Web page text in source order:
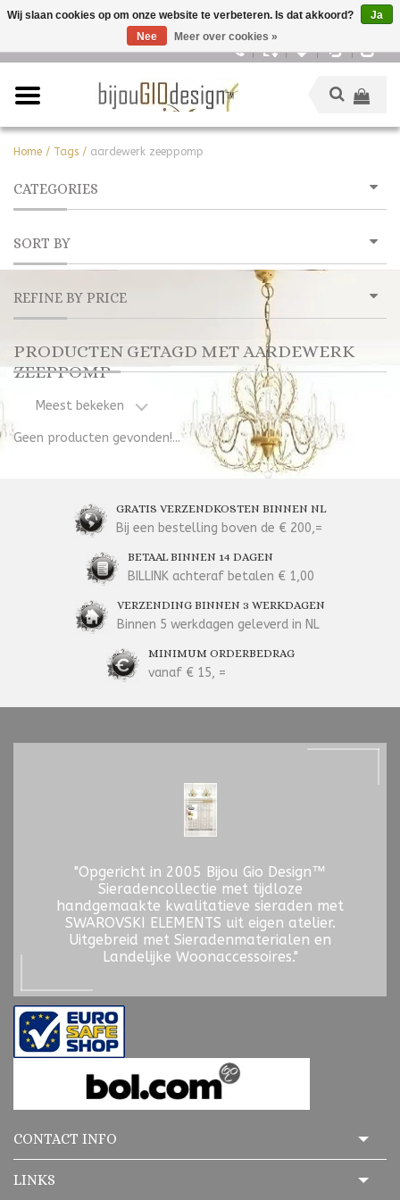
Home / Tags / aardewerk zeeppomp
CATEGORIES
SORT BY
REFINE BY PRICE
PRODUCTEN GETAGD MET AARDEWERK
ZEEPPOMP
Meest bekeken
Geen producten gevonden!...
GRATIS VERZENDKOSTEN BINNEN NL
Bij een bestelling boven de € 200,=
BETAAL BINNEN 14 DAGEN
BILLINK achteraf betalen € 1,00
VERZENDING BINNEN 3 WERKDAGEN
Binnen 5 werkdagen geleverd in NL
MINIMUM ORDERBEDRAG
vanaf € 15, =
"Opgericht in 2005 Bijou Gio Design™
Sieradencollectie met tijdloze
handgemaakte kwalitatieve sieraden met
SWAROVSKI ELEMENTS uit eigen atelier.
Uitgebreid met Sieradenmaterialen en
Landelijke Woonaccessoires."
CONTACT INFO
LINKS
Wij slaan cookies op om onze website te verbeteren. Is dat akkoord?
Ja
Nee
Meer over cookies »